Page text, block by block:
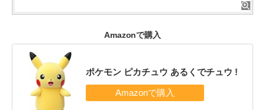
Amazonで購入
ポケモン ピカチュウ あるくでチュウ !